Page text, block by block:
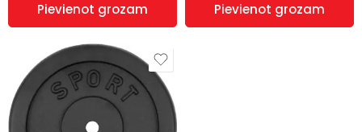
Pievienot grozam Pievienot grozam